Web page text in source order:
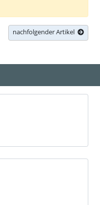
nachfolgender Artikel